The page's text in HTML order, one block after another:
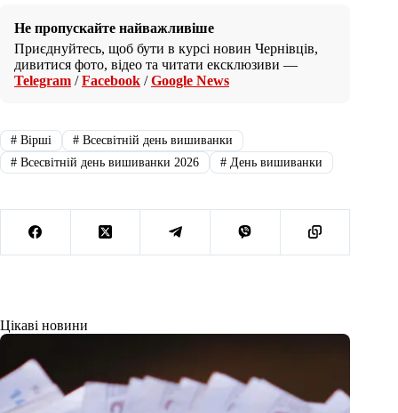
Не пропускайте найважливіше
Приєднуйтесь, щоб бути в курсі новин Чернівців,
дивитися фото, відео та читати ексклюзиви —
Telegram /Facebook /Google News
#Вірші #Всесвітній день вишиванки
#Всесвітній день вишиванки 2026 #День вишиванки
Цікаві новини